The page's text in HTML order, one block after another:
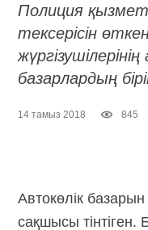
Полиция
тексерісін
базарлардың
14 тамыз 2018 845
Автокөлік
сақшысы тінтіген.